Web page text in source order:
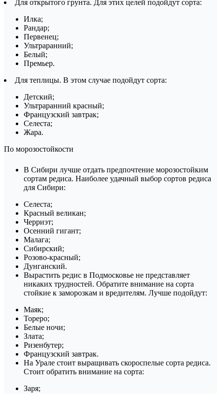
Для открытого грунта. Для этих целей подойдут сорта:
Илка;
Рандар;
Первенец;
Ультраранний;
Белый;
Премьер.
Для теплицы. В этом случае подойдут сорта:
Детский;
Ультраранний красный;
Французский завтрак;
Селеста;
Жара.
По морозостойкости
В Сибири лучше отдать предпочтение морозостойким
сортам редиса. Наиболее удачный выбор сортов редиса
для Сибири:
Селеста;
Красный великан;
Черриэт;
Осенний гигант;
Малага;
Сибирский;
Розово-красный;
Дунганский.
Вырастить редис в Подмосковье не представляет
никаких трудностей. Обратите внимание на сорта
стойкие к заморозкам и вредителям. Лучше подойдут:
Маяк;
Тореро;
Белые ночи;
Злата;
Ризенбутер;
Французский завтрак.
На Урале стоит выращивать скороспелые сорта редиса.
Стоит обратить внимание на сорта:
Заря;